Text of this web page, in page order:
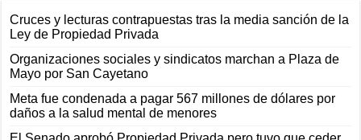
Cruces y lecturas contrapuestas tras la media sanción de la
Ley de Propiedad Privada
Organizaciones sociales y sindicatos marchan a Plaza de
Mayo por San Cayetano
Meta fue condenada a pagar 567 millones de dólares por
daños a la salud mental de menores